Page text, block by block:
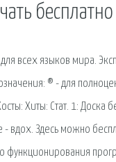
бесплатно
всех языков мира.
® - для
Хиты: Стат. 1:
Здесь можно
функционирования